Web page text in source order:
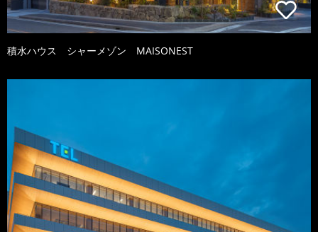
積水ハウス シャーメゾン MAISONEST